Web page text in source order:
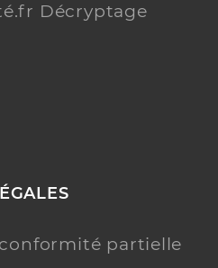
Décryptage
partielle